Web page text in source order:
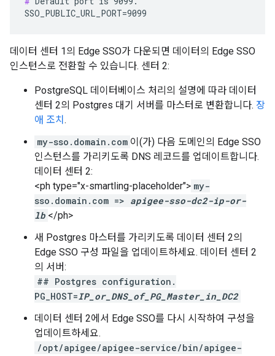
SSO_PUBLIC_URL_PORT=9099
데이터 센터 1의 Edge SSO가 다운되면 데이터의 Edge SSO
인스턴스로 전환할 수 있습니다. 센터 2:
PostgreSQL 데이터베이스 처리의 설명에 따라 데이터
센터 2의 Postgres 대기 서버를 마스터로 변환합니다. 장
애 조치 .
my-sso.domain.com 이(가) 다음 도메인의 Edge SSO
인스턴스를 가리키도록 DNS 레코드를 업데이트합니다.
데이터 센터 2:
<ph type="x-smartling-placeholder"> my-
sso.domain.com => apigee-sso-dc2-ip-or-
lb </ph>
새 Postgres 마스터를 가리키도록 데이터 센터 2의
Edge SSO 구성 파일을 업데이트하세요. 데이터 센터 2
의 서버:
## Postgres configuration.
PG_HOST=IP_or_DNS_of_PG_Master_in_DC2
데이터 센터 2에서 Edge SSO를 다시 시작하여 구성을
업데이트하세요.
/opt/apigee/apigee-service/bin/apigee-